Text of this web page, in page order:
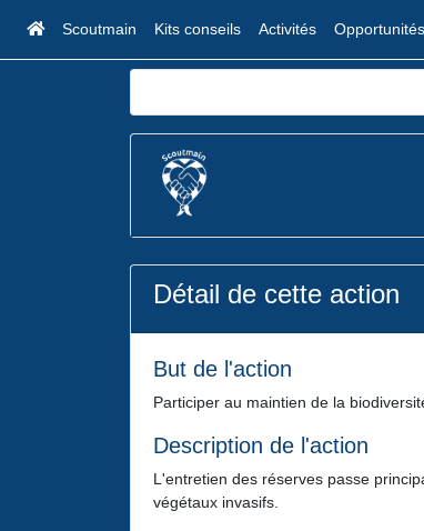
Scoutmain Kits conseils Activités
Détail de cette action
But de l'action
Participer au maintien de la
Description de l'action
L'entretien des réserves passe
végétaux invasifs.